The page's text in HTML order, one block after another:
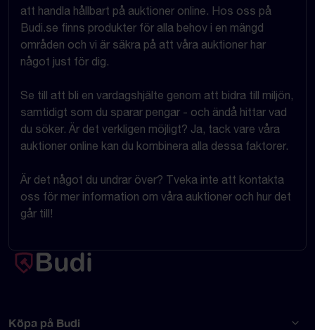
att handla hållbart på auktioner online. Hos oss på
Budi.se finns produkter för alla behov i en mängd
områden och vi är säkra på att våra auktioner har
något just för dig.
Se till att bli en vardagshjälte genom att bidra till miljön,
samtidigt som du sparar pengar - och ändå hittar vad
du söker. Är det verkligen möjligt? Ja, tack vare våra
auktioner online kan du kombinera alla dessa faktorer.
Är det något du undrar över? Tveka inte att kontakta
oss för mer information om våra auktioner och hur det
går till!
Köpa på Budi